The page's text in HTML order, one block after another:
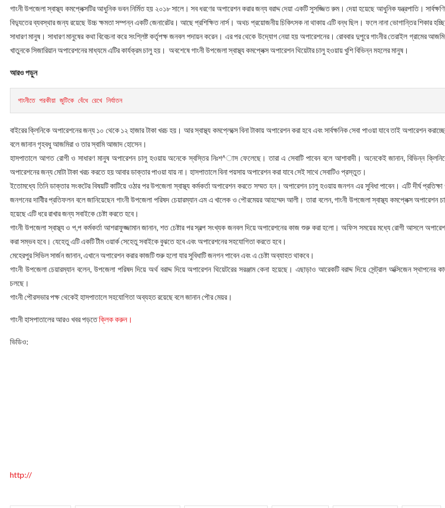
গাংনী উপজেলা স্বাস্থ্য কমপ্লেক্সটির আধুনিক ভবন নির্মিত হয় ২০১৮ সালে। সব ধরণের অপারেশন করার জন্য বরাদ্দ দেয়া একটি সুসজ্জিত রুম। দেয়া হয়েছে আধুনিক যন্ত্রপাতি।
বিদ্যুতের ব্যবস্থার জন্য রয়েছে উচ্চ ক্ষমতা সম্পন্ন একটি জেনারেটর। আছে প্রশিক্ষিত নার্স। অথচ প্রয়োজনীয় চিকিৎসক না থাকায় এটি বন্ধ ছিল। ফলে নানা ভোগান্তির শিকার
সাধারণ মানুষ। সাধারণ মানুষের কথা বিবেচনা করে সংশ্লিষ্ট কর্তৃপক্ষ জনবল পদায়ন করেন। এর পর থেকে উদ্যোগ নেয়া হয় অপারেশনের। রোববার দুপুরে গাংনীর তেরাইল গ্রামের
খাতুনকে সিজারিয়ান অপারেশনের মাধ্যমে এটির কার্যক্রম চালু হয়। অবশেষে গাংনী উপজেলা স্বাস্থ্য কমপ্লেক্স অপারেশন থিয়েটার চালু হওয়ায় খুশি বিভিন্ন মহলের মানুষ।
আরও পড়ুন
গাংনীতে পরকীয়া জুটিকে বেঁধে রেখে নির্যাতন
বাইরের ক্লিনিকে অপারেশনের জন্য ১০ থেকে ১২ হাজার টাকা খরচ হয়। আর স্বাস্থ্য কমপ্লেক্সে বিনা টাকায় অপারেশন করা হবে এবং সার্বক্ষনিক সেবা পাওয়া যাবে তাই অপারেশন
বলে জানান গৃহবধু আজমিরা ও তার স্বামি আজাদ হোসেন।
হাসপাতালে আগত রোগী ও সাধারণ মানুষ অপারেশন চালু হওয়ায় অনেকে স্বস্তির নিঃশ^াস ফেলেছে। তারা এ সেবাটি পাবেন বলে আশাবাদী। অনেকেই জানান, বিভিন্ন
অপারেশনের জন্য মোটা টাকা খরচ করতে হয় আবার ডাক্তার পাওয়া যায় না। হাসপাতালে বিনা পয়সায় অপারেশন করা যাবে সেই সাথে সেবাটিও প্রস্তুত।
ইতোমধ্যে তিনি ডাক্তার সংকটের বিষয়টি কাটিয়ে ওঠার পর উপজেলা স্বাস্থ্য কর্মকর্তা অপারেশন করতে সম্মত হন। অপারেশন চালু হওয়ায় জনগন এর সুবিধা পাবেন। এটি দীর্ঘ
জনগনের দাবিীর প্রতিফলন বলে জানিয়েছেন গাংনী উপজেলা পরিষদ চেয়ারম্যান এম এ খালেক ও পৌরমেয়র আহম্মেদ আলী। তারা বলেন, গাংনী উপজেলা স্বাস্থ্য কমপ্লেক্স অপারেশন
হয়েছে এটি ধরে রাখার জন্য সবাইকে চেষ্টা করতে হবে।
গাংনী উপজেলা স্বাস্থ্য ও প,প কর্মকর্তা আশরাফুজ্জামান জানান, শত চেষ্টার পর স্বল্প সংখ্যক জনবল দিয়ে অপারেশনের কাজ শুরু করা হলো। অফিস সময়ের মধ্যে রোগী আসলে
করা সম্ভব হবে। যেহেতু এটি একটি টীম ওয়ার্ক সেহেতু সবাইকে বুঝতে হবে এবং অপারেশনের সহযোগিতা করতে হবে।
মেহেরপুর সিভিল সার্জন জানান, এখানে অপারেশন করার কাজটি শুরু হলো যার সুবিধাটি জনগন পাবেন এবং এ চেষ্টা অব্যাহত থাকবে।
গাংনী উপজেলা চেয়ারম্যান বলেন, উপজেলা পরিষদ দিয়ে অর্থ বরাদ্দ দিয়ে অপারেশন থিয়েটরের সরঞ্জাম কেনা হয়েছে। এছাড়াও আরেকটি বরাদ্দ দিয়ে সেন্ট্রাল অক্সিজেন স্থাপনের
চলছে।
গাংনী পৌরসভার পক্ষ থেকেই হাসপাতালে সহযোগিতা অব্যহত রয়েছে বলে জানান পৌর মেয়র।
গাংনী হাসপাতালের আরও খবর পড়তেক্লিক করুন।
ভিডিও:
http://